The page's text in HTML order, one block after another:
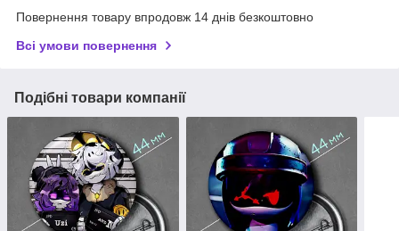
Повернення товару впродовж 14 днів безкоштовно
Всі умови повернення
Подібні товари компанії